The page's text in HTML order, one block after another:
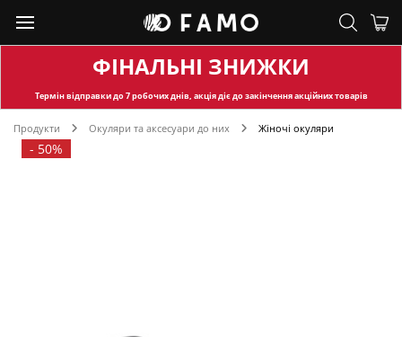
ФІНАЛЬНІ ЗНИЖКИ
Термін відправкидо 7 робочих днів, акція діє до закінчення акційних товарів
Продукти Окуляри та аксесуари до них Жіночі окуляри
- 50%